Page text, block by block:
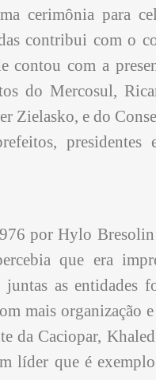
cerimônia para
contribui com o
contou com a
do Mercosul,
Zielasko, e do
presidentes
por Hylo Bresolin
que era
as entidades
mais organização
da Caciopar,
líder que é